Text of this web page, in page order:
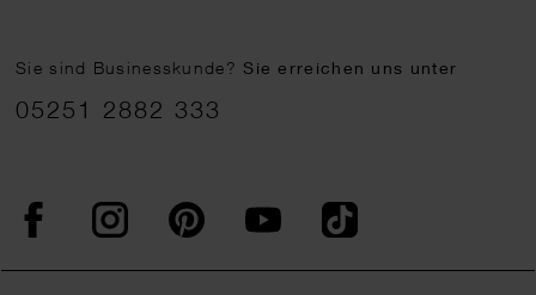
Sie sind Businesskunde?Sie erreichen uns unter
05251 2882 333
FacebookInstagram PinterestYouTubeTikTok